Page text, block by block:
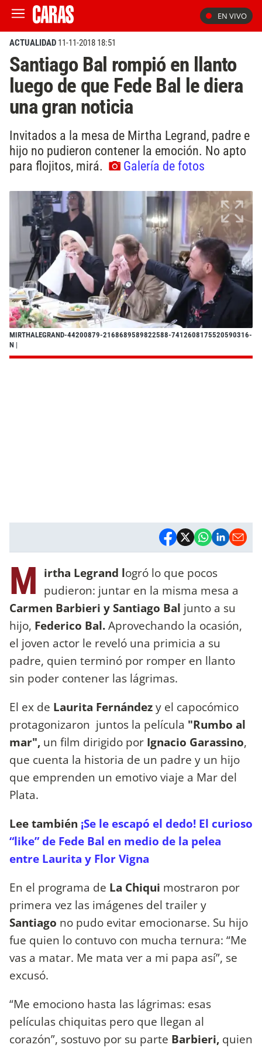
EN VIVO
ACTUALIDAD 11-11-2018 18:51
Santiago Bal rompió en llanto
luego de que Fede Bal le diera
una gran noticia
Invitados a la mesa de Mirtha Legrand, padre e
hijo no pudieron contener la emoción. No apto
para flojitos, mirá.
Galería de fotos
MIRTHALEGRAND-44200879-2168689589822588-7412608175520590316-
N |
M irtha Legrand logró lo que pocos
pudieron: juntar en la misma mesa a
Carmen Barbieri y Santiago Bal junto a su
hijo, Federico Bal.Aprovechando la ocasión,
el joven actor le reveló una primicia a su
padre, quien terminó por romper en llanto
sin poder contener las lágrimas.
El ex de Laurita Fernándezy el capocómico
protagonizaron juntos la película "Rumbo al
mar", un film dirigido por Ignacio Garassino,
que cuenta la historia de un padre y un hijo
que emprenden un emotivo viaje a Mar del
Plata.
Lee también ¡Se le escapó el dedo! El curioso
“like” de Fede Bal en medio de la pelea
entre Laurita y Flor Vigna
En el programa de La Chiqui mostraron por
primera vez las imágenes del trailer y
Santiago no pudo evitar emocionarse. Su hijo
fue quien lo contuvo con mucha ternura: “Me
vas a matar. Me mata ver a mi papa así”, se
excusó.
“Me emociono hasta las lágrimas: esas
películas chiquitas pero que llegan al
corazón”, sostuvo por su parte Barbieri, quien